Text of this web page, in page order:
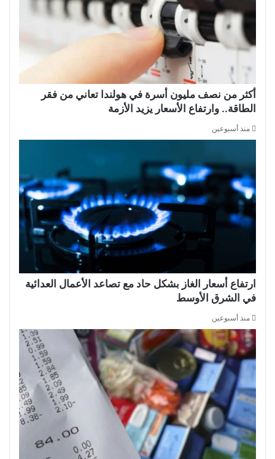
أكثر من نصف مليون أسرة في هولندا تعاني من فقر
الطاقة.. وارتفاع الأسعار يزيد الأزمة
منذ أسبوعين
ارتفاع أسعار الغاز بشكل حاد مع تصاعد الأعمال العدائية
في الشرق الأوسط
منذ أسبوعين